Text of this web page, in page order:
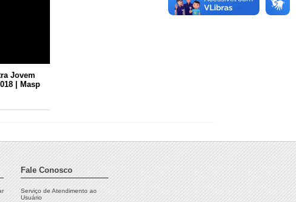
Jovem
| Masp
Fale Conosco
Serviço de Atendimento ao
Usuário